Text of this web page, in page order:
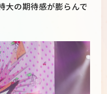
大の期待感が膨らんで